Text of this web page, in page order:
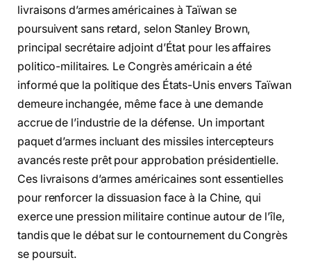
livraisons d’armes américaines à Taïwan se
poursuivent sans retard, selon Stanley Brown,
principal secrétaire adjoint d’État pour les affaires
politico-militaires. Le Congrès américain a été
informé que la politique des États-Unis envers Taïwan
demeure inchangée, même face à une demande
accrue de l’industrie de la défense. Un important
paquet d’armes incluant des missiles intercepteurs
avancés reste prêt pour approbation présidentielle.
Ces livraisons d’armes américaines sont essentielles
pour renforcer la dissuasion face à la Chine, qui
exerce une pression militaire continue autour de l’île,
tandis que le débat sur le contournement du Congrès
se poursuit.